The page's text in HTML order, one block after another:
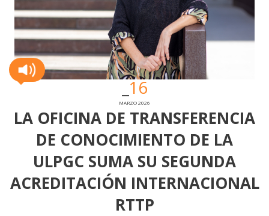
16
MARZO 2026
LA OFICINA DE TRANSFERENCIA
DE CONOCIMIENTO DE LA
ULPGC SUMA SU SEGUNDA
ACREDITACIÓN INTERNACIONAL
RTTP